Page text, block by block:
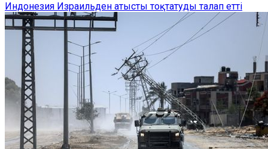
Индонезия Израильден атысты тоқтатуды талап етті